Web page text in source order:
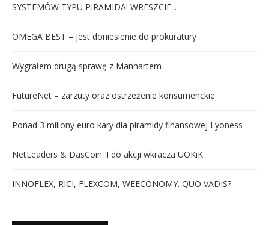
SYSTEMÓW TYPU PIRAMIDA! WRESZCIE...
OMEGA BEST – jest doniesienie do prokuratury
Wygrałem drugą sprawę z Manhartem
FutureNet – zarzuty oraz ostrzeżenie konsumenckie
Ponad 3 miliony euro kary dla piramidy finansowej Lyoness
NetLeaders & DasCoin. I do akcji wkracza UOKiK
INNOFLEX, RICI, FLEXCOM, WEECONOMY. QUO VADIS?